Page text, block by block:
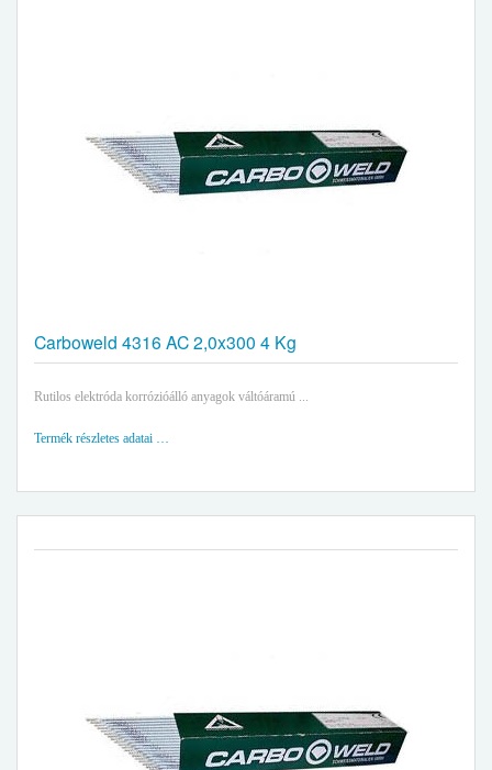
Carboweld 4316 AC 2,0x300 4 Kg
Rutilos elektróda korrózióálló anyagok váltóáramú ...
Termék részletes adatai …